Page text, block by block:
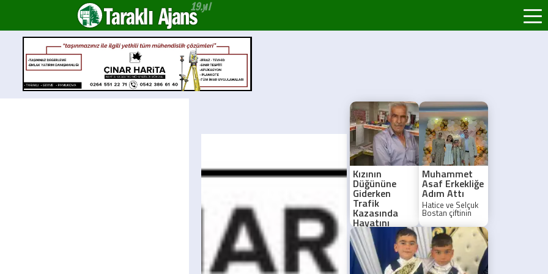
Taraklı Ajans
Kızının
Düğününe
Giderken
Trafik
Kazasında
Hayatını
Kaybetti
Kızının
Balıkesir'deki
düğününe giden
Siirtli baba Agit
Muhammet
Asaf Erkekliğe
Adım Attı
Hatice ve Selçuk
Bostan çiftinin
Muhammet Asaf,
düzenlenen
görkemli bir
sünnet töreniyle
erkekliğe ilk
adımını attı.